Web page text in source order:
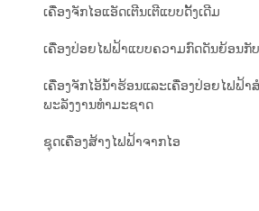
ເຄື່ອງຈັກໄອແອັດເຕີນເຕີແບບດັ້ງເດີມ
ເຄື່ອງປ່ອຍໄຟຟ້າແບບຄວາມກົດດັນຍ້ອນກັບ
ເຄື່ອງຈັກໄອ້ນ້ຳຮ້ອນແລະເຄື່ອງປ່ອຍໄຟຟ້າ
ພະລັງງານທຳມະຊາດ
ຊຸດເຄື່ອງສ້າງໄຟຟ້າຈາກໄອ